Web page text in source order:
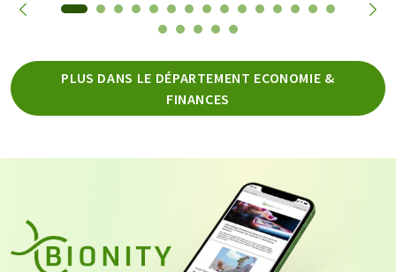
PLUS DANS LE DÉPARTEMENT ECONOMIE &
FINANCES